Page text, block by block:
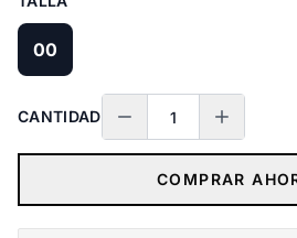
00
CANTIDAD
COMPRAR